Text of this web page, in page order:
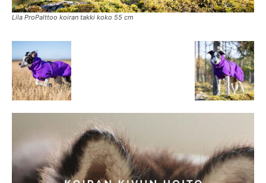
Lila ProPalttoo koiran takki koko 55 cm